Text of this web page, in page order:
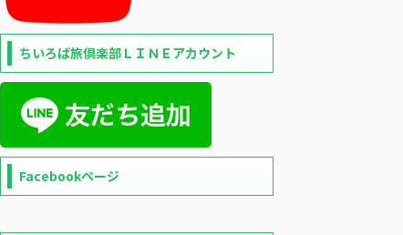
ちいろば旅倶楽部ＬＩＮＥアカウント
Facebookページ